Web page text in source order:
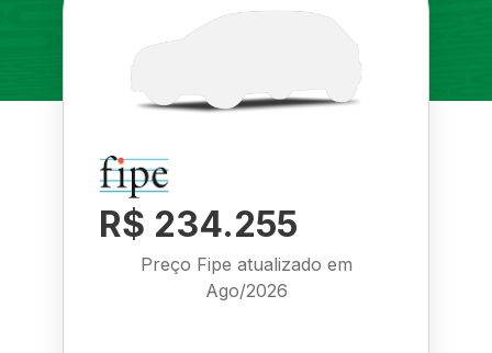
R$ 234.255
Preço Fipe atualizado em
Ago/2026